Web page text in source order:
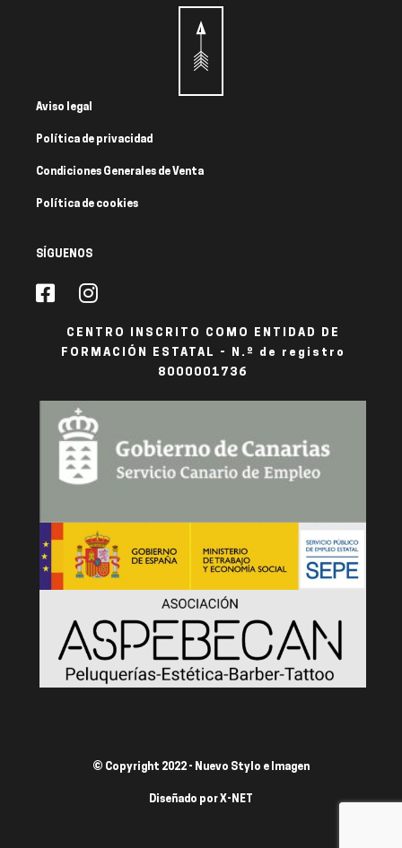
Aviso legal
Política de privacidad
Condiciones Generales de Venta
Política de cookies
SÍGUENOS
CENTRO INSCRITO COMO ENTIDAD DE
FORMACIÓN ESTATAL - N.º de registro
8000001736
© Copyright 2022 - Nuevo Stylo e Imagen
Diseñado porX-NET